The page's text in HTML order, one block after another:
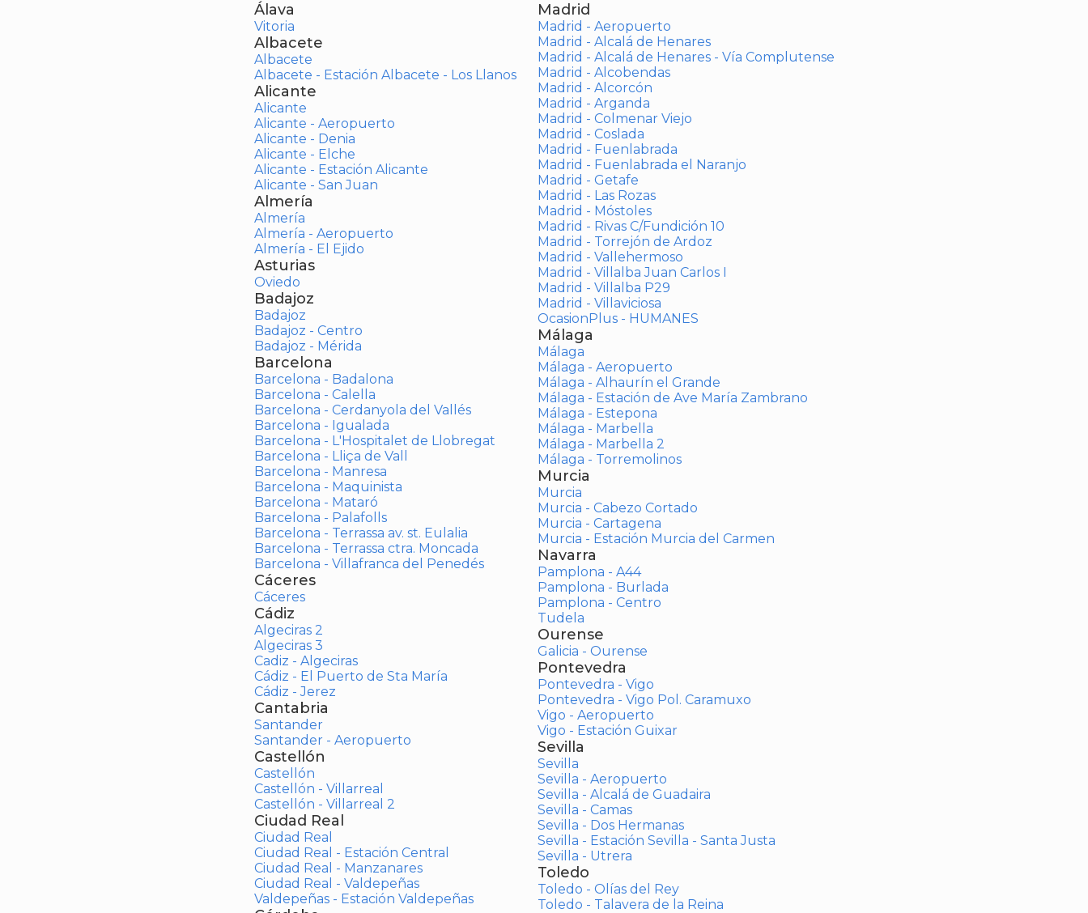
Álava
Vitoria
Albacete
Albacete
Albacete - Estación Albacete - Los Llanos
Alicante
Alicante
Alicante - Aeropuerto
Alicante - Denia
Alicante - Elche
Alicante - Estación Alicante
Alicante - San Juan
Almería
Almería
Almería - Aeropuerto
Almería - El Ejido
Asturias
Oviedo
Badajoz
Badajoz
Badajoz - Centro
Badajoz - Mérida
Barcelona
Barcelona - Badalona
Barcelona - Calella
Barcelona - Cerdanyola del Vallés
Barcelona - Igualada
Barcelona - L'Hospitalet de Llobregat
Barcelona - Lliça de Vall
Barcelona - Manresa
Barcelona - Maquinista
Barcelona - Mataró
Barcelona - Palafolls
Barcelona - Terrassa av. st. Eulalia
Barcelona - Terrassa ctra. Moncada
Barcelona - Villafranca del Penedés
Cáceres
Cáceres
Cádiz
Algeciras 2
Algeciras 3
Cadiz - Algeciras
Cádiz - El Puerto de Sta María
Cádiz - Jerez
Cantabria
Santander
Santander - Aeropuerto
Castellón
Castellón
Castellón - Villarreal
Castellón - Villarreal 2
Ciudad Real
Ciudad Real
Ciudad Real - Estación Central
Ciudad Real - Manzanares
Ciudad Real - Valdepeñas
Valdepeñas - Estación Valdepeñas
Madrid
Madrid - Aeropuerto
Madrid - Alcalá de Henares
Madrid - Alcalá de Henares - Vía Complutense
Madrid - Alcobendas
Madrid - Alcorcón
Madrid - Arganda
Madrid - Colmenar Viejo
Madrid - Coslada
Madrid - Fuenlabrada
Madrid - Fuenlabrada el Naranjo
Madrid - Getafe
Madrid - Las Rozas
Madrid - Móstoles
Madrid - Rivas C/Fundición 10
Madrid - Torrejón de Ardoz
Madrid - Vallehermoso
Madrid - Villalba Juan Carlos I
Madrid - Villalba P29
Madrid - Villaviciosa
OcasionPlus - HUMANES
Málaga
Málaga
Málaga - Aeropuerto
Málaga - Alhaurín el Grande
Málaga - Estación de Ave María Zambrano
Málaga - Estepona
Málaga - Marbella
Málaga - Marbella 2
Málaga - Torremolinos
Murcia
Murcia
Murcia - Cabezo Cortado
Murcia - Cartagena
Murcia - Estación Murcia del Carmen
Navarra
Pamplona - A44
Pamplona - Burlada
Pamplona - Centro
Tudela
Ourense
Galicia - Ourense
Pontevedra
Pontevedra - Vigo
Pontevedra - Vigo Pol. Caramuxo
Vigo - Aeropuerto
Vigo - Estación Guixar
Sevilla
Sevilla
Sevilla - Aeropuerto
Sevilla - Alcalá de Guadaira
Sevilla - Camas
Sevilla - Dos Hermanas
Sevilla - Estación Sevilla - Santa Justa
Sevilla - Utrera
Toledo
Toledo - Olías del Rey
Toledo - Talavera de la Reina